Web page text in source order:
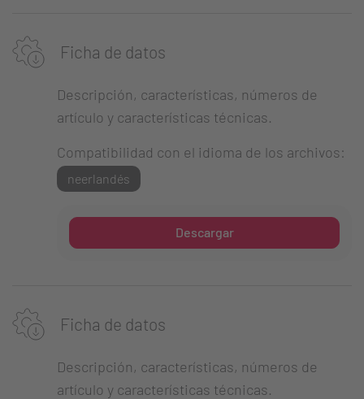
Ficha de datos
Descripción, características, números de
artículo y características técnicas.
Compatibilidad con el idioma de los archivos:
neerlandés
Descargar
Ficha de datos
Descripción, características, números de
artículo y características técnicas.